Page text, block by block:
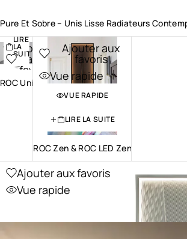
Pure Et Sobre – Unis Lisse Radiateurs
Ajouter
aux
favoris
Vue
LIRE
LA
SUITE
ROC Uni
Ajouter aux
favoris
Vue rapide
VUE RAPIDE
LIRE LA SUITE
ROC Zen & ROC LED Zen
Ajouter aux favoris
Vue rapide